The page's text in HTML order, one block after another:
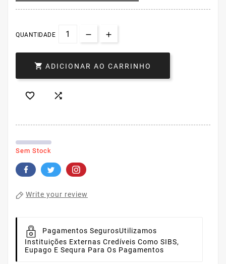
QUANTIDADE
 ADICIONAR AO CARRINHO
 
Sem Stock
Write your review
Pagamentos SegurosUtilizamos
Instituições Externas Credíveis Como SIBS,
Eupago E Sequra Para Os Pagamentos